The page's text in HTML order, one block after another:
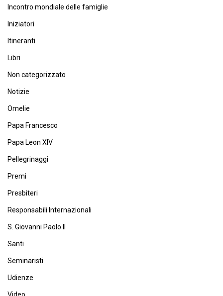
Incontro mondiale delle famiglie
Iniziatori
Itineranti
Libri
Non categorizzato
Notizie
Omelie
Papa Francesco
Papa Leon XIV
Pellegrinaggi
Premi
Presbiteri
Responsabili Internazionali
S. Giovanni Paolo II
Santi
Seminaristi
Udienze